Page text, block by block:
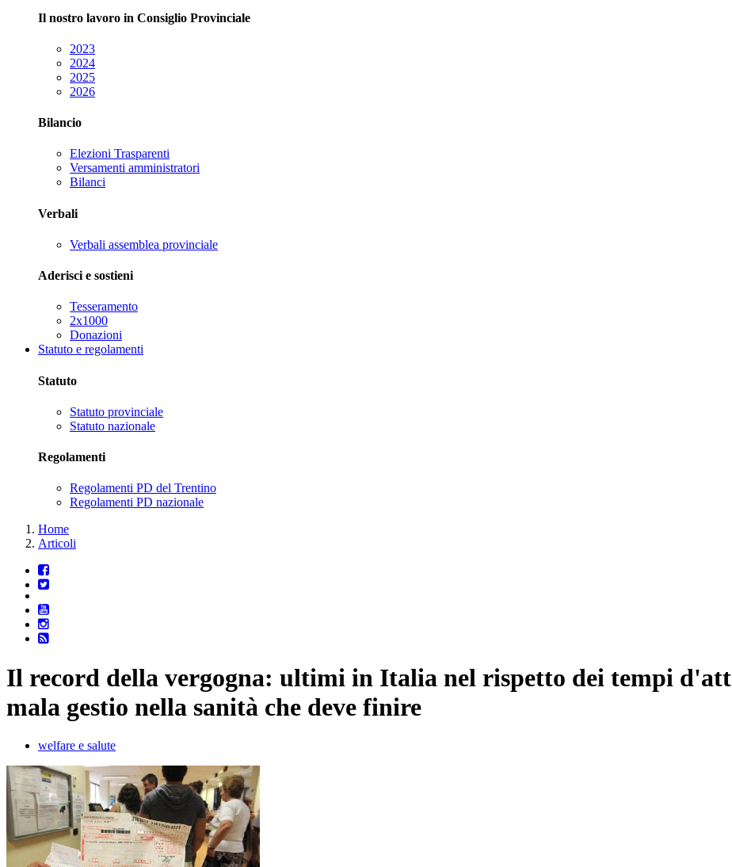
Il nostro lavoro in Consiglio Provinciale
2023
2024
2025
2026
Bilancio
Elezioni Trasparenti
Versamenti amministratori
Bilanci
Verbali
Verbali assemblea provinciale
Aderisci e sostieni
Tesseramento
2x1000
Donazioni
Statuto e regolamenti
Statuto
Statuto provinciale
Statuto nazionale
Regolamenti
Regolamenti PD del Trentino
Regolamenti PD nazionale
Home
Articoli
Il record della vergogna: ultimi in Italia nel rispetto dei tempi
mala gestio nella sanità che deve finire
welfare e salute